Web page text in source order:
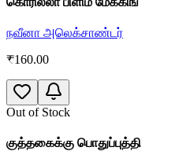
நவீனா அலெக்சாண்டர்
₹160.00
Out of Stock
குத்தகைக்கு பொதுப்புத்தி